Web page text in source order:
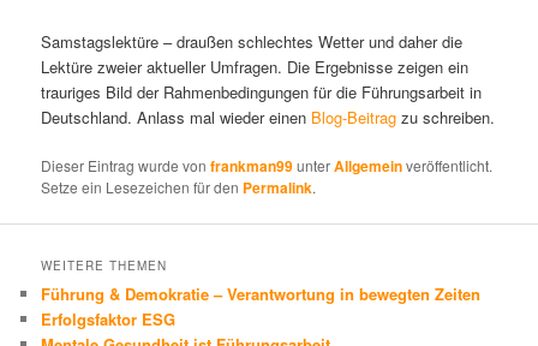
Samstagslektüre – draußen schlechtes Wetter und daher die
Lektüre zweier aktueller Umfragen. Die Ergebnisse zeigen ein
trauriges Bild der Rahmenbedingungen für die Führungsarbeit in
Deutschland. Anlass mal wieder einen Blog-Beitrag zu schreiben.
Dieser Eintrag wurde vonfrankman99unterAllgemeinveröffentlicht.
Setze ein Lesezeichen für den Permalink.
WEITERE THEMEN
Führung & Demokratie – Verantwortung in bewegten Zeiten
Erfolgsfaktor ESG